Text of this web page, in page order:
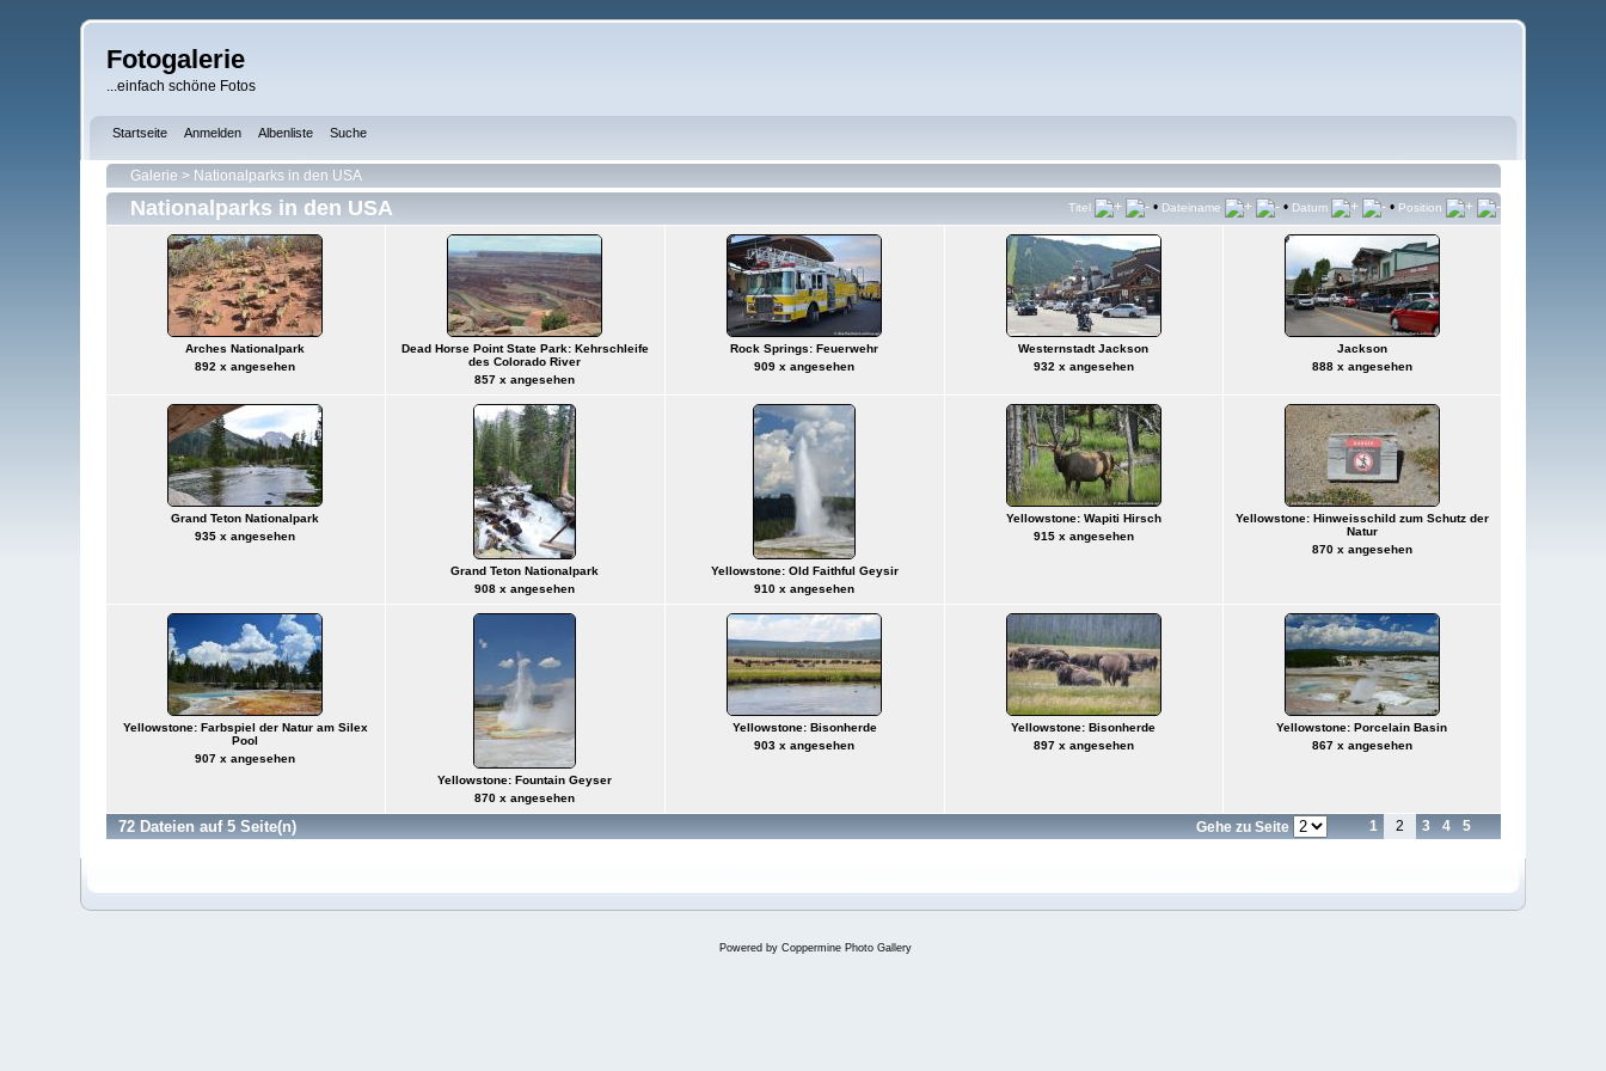
Fotogalerie
...einfach schöne Fotos
Startseite Anmelden Albenliste Suche
Galerie > Nationalparks in den USA
Nationalparks in den USA Titel • Dateiname • Datum • Position
Arches Nationalpark
892 x angesehen
Dead Horse Point State Park: Kehrschleife
des Colorado River
857 x angesehen
Rock Springs: Feuerwehr
909 x angesehen
Westernstadt Jackson
932 x angesehen
Jackson
888 x angesehen
Grand Teton Nationalpark
935 x angesehen
Grand Teton Nationalpark
908 x angesehen
Yellowstone: Old Faithful Geysir
910 x angesehen
Yellowstone: Wapiti Hirsch
915 x angesehen
Yellowstone: Hinweisschild zum Schutz der
Natur
870 x angesehen
Yellowstone: Farbspiel der Natur am Silex
Pool
907 x angesehen
Yellowstone: Fountain Geyser
870 x angesehen
Yellowstone: Bisonherde
903 x angesehen
Yellowstone: Bisonherde
897 x angesehen
Yellowstone: Porcelain Basin
867 x angesehen
72 Dateien auf 5 Seite(n) Gehe zu Seite 1 2 3 4 5
Powered by Coppermine Photo Gallery